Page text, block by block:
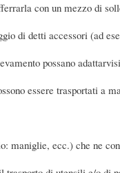
con un mezzo di
di detti accessori (ad
possano
essere trasportati a
maniglie, ecc.) che ne